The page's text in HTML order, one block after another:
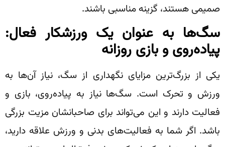
صمیمی هستند، گزینه مناسبی باشند.
سگ‌ها به عنوان یک ورزشکار فعال:
پیاده‌روی و بازی روزانه
یکی از بزرگ‌ترین مزایای نگهداری از سگ، نیاز آن‌ها به
ورزش و تحرک است. سگ‌ها نیاز به پیاده‌روی، بازی و
فعالیت دارند و این می‌تواند برای صاحبانشان مزیت بزرگی
باشد. اگر شما به فعالیت‌های بدنی و ورزش علاقه دارید،